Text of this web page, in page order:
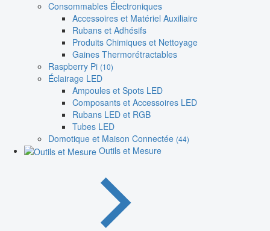
Consommables Électroniques
Accessoires et Matériel Auxiliaire
Rubans et Adhésifs
Produits Chimiques et Nettoyage
Gaines Thermorétractables
Raspberry Pi (10)
Éclairage LED
Ampoules et Spots LED
Composants et Accessoires LED
Rubans LED et RGB
Tubes LED
Domotique et Maison Connectée (44)
Outils et Mesure